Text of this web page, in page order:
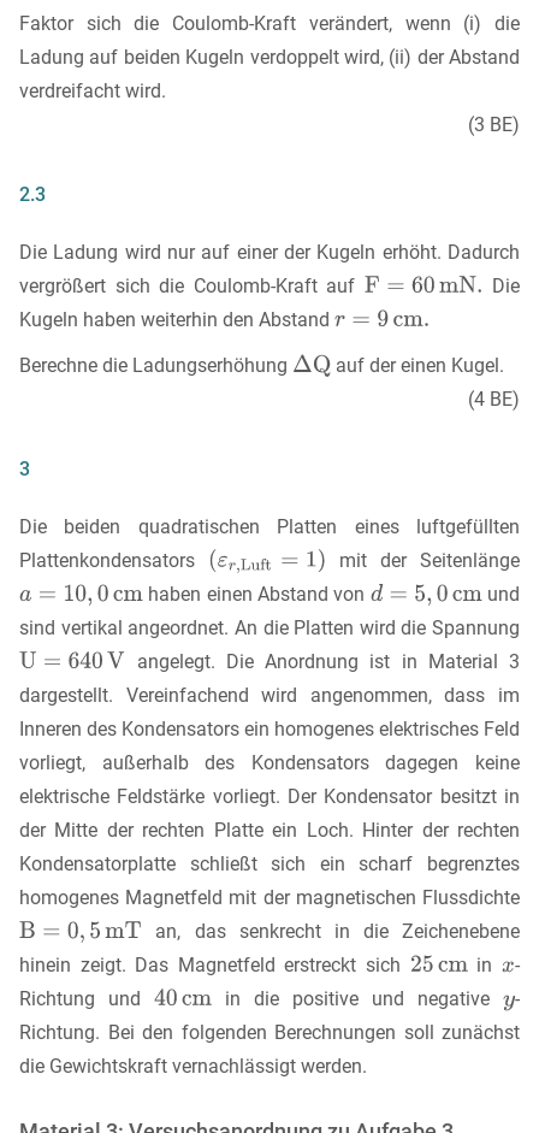
Faktor sich die Coulomb-Kraft verändert, wenn (i) die
Ladung auf beiden Kugeln verdoppelt wird, (ii) der Abstand
verdreifacht wird.
(3 BE)
2.3
Die Ladung wird nur auf einer der Kugeln erhöht. Dadurch
vergrößert sich die Coulomb-Kraft auf
Die
Kugeln haben weiterhin den Abstand
Berechne die Ladungserhöhung
auf der einen Kugel.
(4 BE)
3
Die beiden quadratischen Platten eines luftgefüllten
Plattenkondensators
mit der Seitenlänge
haben einen Abstand von
und
sind vertikal angeordnet. An die Platten wird die Spannung
angelegt. Die Anordnung ist in Material 3
dargestellt. Vereinfachend wird angenommen, dass im
Inneren des Kondensators ein homogenes elektrisches Feld
vorliegt, außerhalb des Kondensators dagegen keine
elektrische Feldstärke vorliegt. Der Kondensator besitzt in
der Mitte der rechten Platte ein Loch. Hinter der rechten
Kondensatorplatte schließt sich ein scharf begrenztes
homogenes Magnetfeld mit der magnetischen Flussdichte
an, das senkrecht in die Zeichenebene
hinein zeigt. Das Magnetfeld erstreckt sich
in
-
Richtung und
in die positive und negative -
Richtung. Bei den folgenden Berechnungen soll zunächst
die Gewichtskraft vernachlässigt werden.